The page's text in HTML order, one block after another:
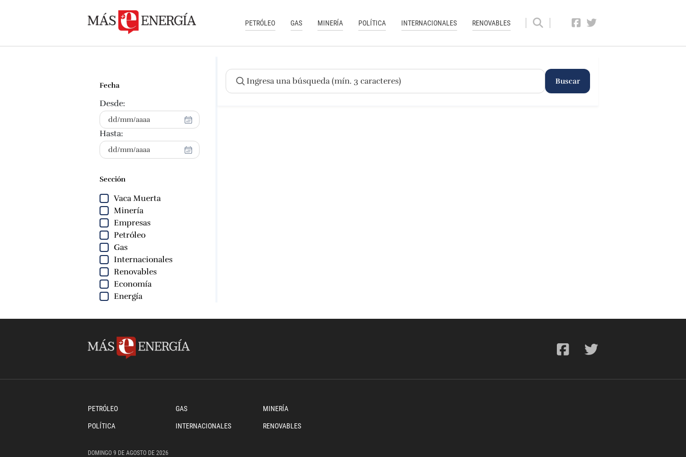
PETRÓLEO GAS MINERÍA POLÍTICA INTERNACIONALES RENOVABLES
Fecha
Desde:
Hasta:
Sección
Vaca Muerta
Minería
Empresas
Petróleo
Gas
Internacionales
Renovables
Economía
Energía
Buscar
PETRÓLEO GAS MINERÍA
POLÍTICA INTERNACIONALES RENOVABLES
DOMINGO 9 DE AGOSTO DE 2026